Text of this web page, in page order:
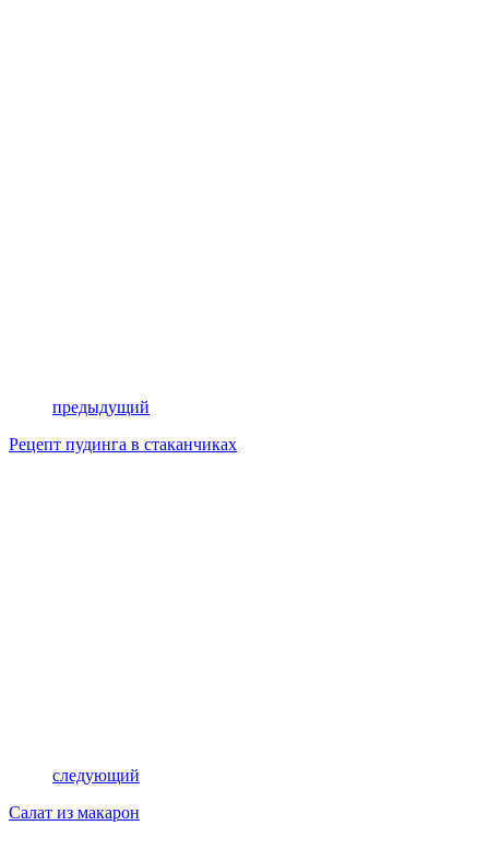
предыдущий
Рецепт пудинга в стаканчиках
следующий
Салат из макарон